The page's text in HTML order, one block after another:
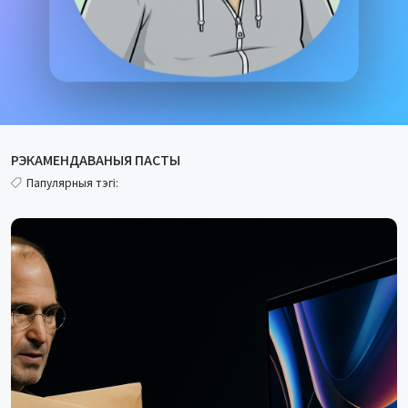
РЭКАМЕНДАВАНЫЯ ПАСТЫ
Папулярныя тэгі: